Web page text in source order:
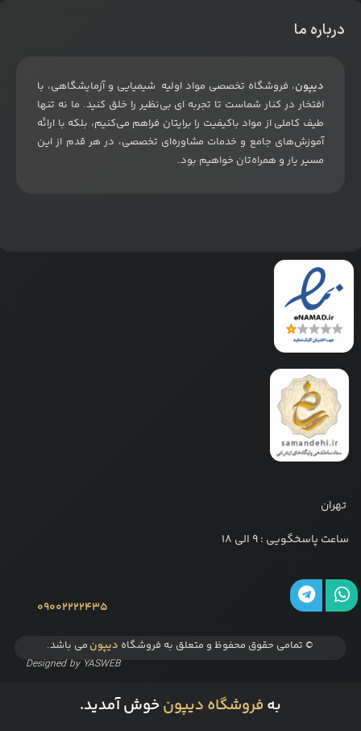
درباره ما
دیپون، فروشگاه تخصصی مواد اولیه شیمیایی و آزمایشگاهی، با
افتخار در کنار شماست تا تجربه ای بی‌نظیر را خلق کنید. ما نه تنها
طیف کاملی از مواد باکیفیت را برایتان فراهم می‌کنیم، بلکه با ارائه
آموزش‌های جامع و خدمات مشاوره‌ای تخصصی، در هر قدم از این
مسیر یار و همراه‌تان خواهیم بود.
تهران
ساعت پاسخگویی : 9 الی 18
09002222435
© تمامی حقوق محفوظ و متعلق به فروشگاه دیپون می باشد.
Designed by YASWEB
به فروشگاه دیپونخوش آمدید.